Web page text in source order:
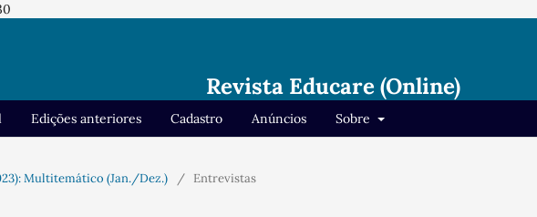
Revista Educare (Online)
Edições anteriores Cadastro Anúncios Sobre
Multitemático (Jan./Dez.) / Entrevistas